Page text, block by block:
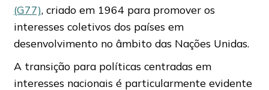
(G77), criado em 1964 para promover os
interesses coletivos dos países em
desenvolvimento no âmbito das Nações Unidas.
A transição para políticas centradas em
interesses nacionais é particularmente evidente